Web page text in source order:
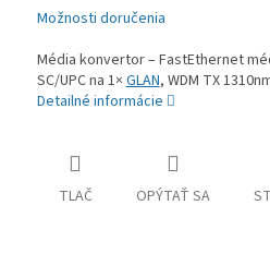
Možnosti doručenia
Média konvertor – FastEthernet
SC/UPC na 1×GLAN, WDM TX
Detailné informácie
TLAČ OPÝTAŤ SA